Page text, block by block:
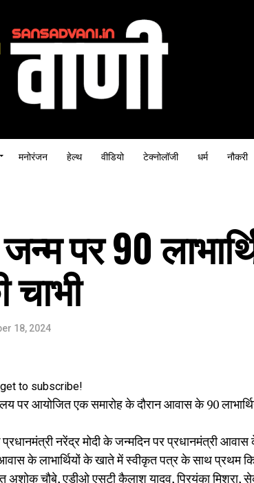
मनोरंजन हेल्थ वीडियो टेक्नोलॉजी धर्म नौकरी
पर 90
18, 2024
to subscribe!
पर आयोजित एक समारोह के दौरान आवास के 90
प्रधानमंत्री नरेंद्र मोदी के जन्मदिन पर प्रधानमंत्री
आवास के लाभार्थियों के खाते में स्वीकृत पत्र के साथ
अशोक चौबे, एडीओ एसटी कैलाश यादव, प्रियंका मिश्रा,